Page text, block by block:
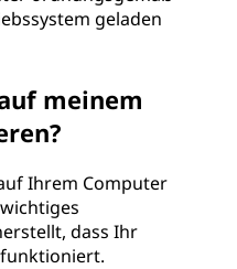
geladen
meinem
Ihrem Computer
dass Ihr